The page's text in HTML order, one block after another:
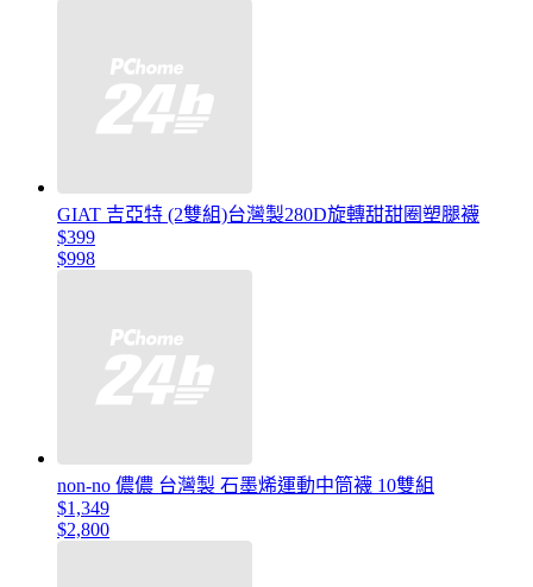
GIAT 吉亞特 (2雙組)台灣製280D旋轉甜甜圈塑腿襪
$399
$998
non-no 儂儂 台灣製 石墨烯運動中筒襪 10雙組
$1,349
$2,800